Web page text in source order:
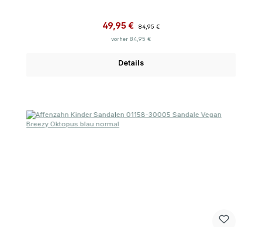
Verkaufspreis:
49,95 €
84,95 €
vorher 84,95 €
Details